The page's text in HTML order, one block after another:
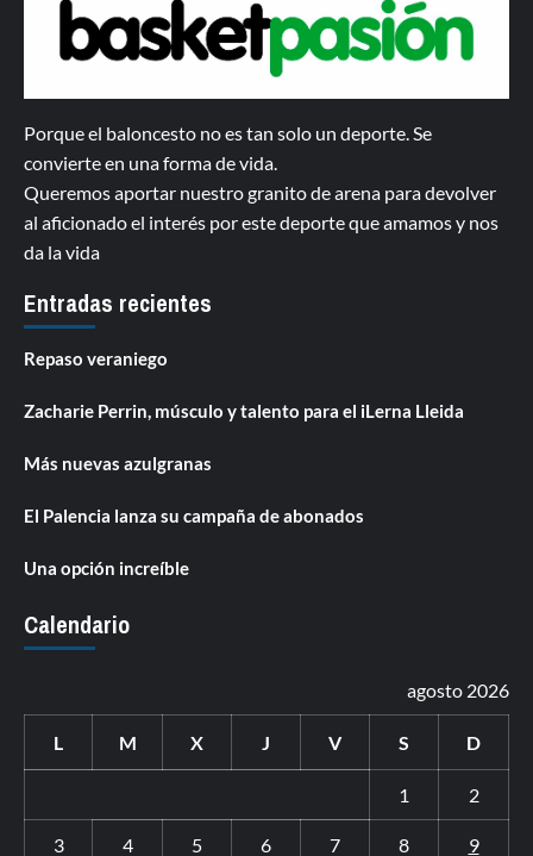
Porque el baloncesto no es tan solo un deporte. Se
convierte en una forma de vida.
Queremos aportar nuestro granito de arena para devolver
al aficionado el interés por este deporte que amamos y nos
da la vida
Entradas recientes
Repaso veraniego
Zacharie Perrin, músculo y talento para el iLerna Lleida
Más nuevas azulgranas
El Palencia lanza su campaña de abonados
Una opción increíble
Calendario
agosto 2026
L M X J V S D
1 2
3 4 5 6 7 8 9